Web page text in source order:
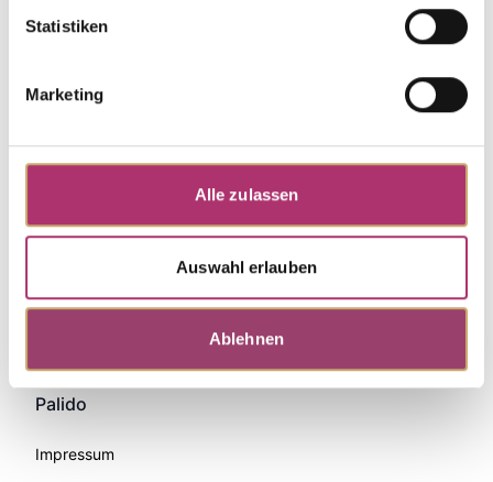
Statistiken
Marketing
Alle zulassen
Auswahl erlauben
Ablehnen
Palido
Impressum